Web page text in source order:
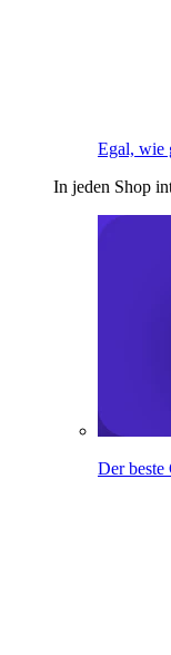
Egal, wie
In jeden Shop
Der beste